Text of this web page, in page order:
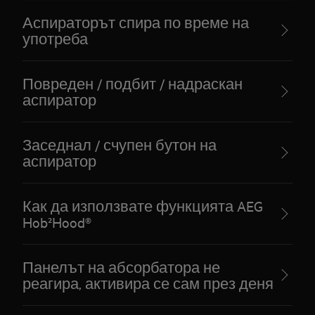
Аспираторът спира по време на
употреба
Повреден / подбит / надраскан
аспиратор
Заседнал / счупен бутон на
аспиратор
Как да използвате функцията AEG
Hob²Hood®
Панелът на абсорбатора не
реагира, активира се сам през деня